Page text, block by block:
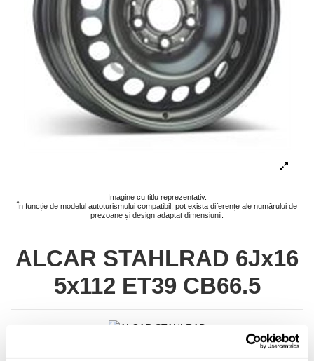
Imagine cu titlu reprezentativ.
În funcție de modelul autoturismului compatibil, pot exista diferențe ale numărului de
prezoane și design adaptat dimensiunii.
ALCAR STAHLRAD 6Jx16
5x112 ET39 CB66.5